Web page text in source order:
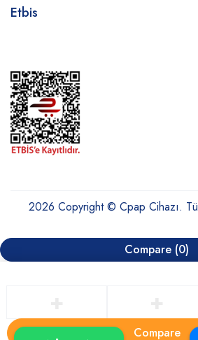
Etbis
2026 Copyright © Cpap Cihazı.
Compare (0)
Compare